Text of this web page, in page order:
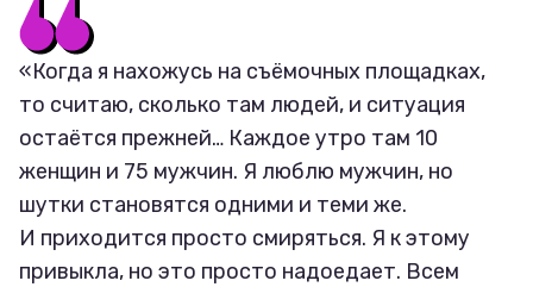
«Когда я нахожусь на съёмочных площадках,
то считаю, сколько там людей, и ситуация
остаётся прежней… Каждое утро там 10
женщин и 75 мужчин. Я люблю мужчин, но
шутки становятся одними и теми же.
И приходится просто смиряться. Я к этому
привыкла, но это просто надоедает. Всем